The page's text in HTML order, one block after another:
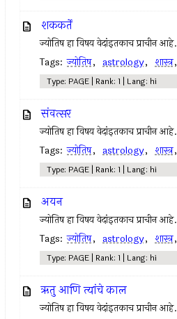
शककर्ते
ज्योतिष हा विषय वेदांइतकाच प्राचीन आहे.
Tags: ज्योतिष, astrology, शास्त्र,
Type: PAGE | Rank: 1 | Lang: hi
संवत्सर
ज्योतिष हा विषय वेदांइतकाच प्राचीन आहे.
Tags: ज्योतिष, astrology, शास्त्र,
Type: PAGE | Rank: 1 | Lang: hi
अयन
ज्योतिष हा विषय वेदांइतकाच प्राचीन आहे.
Tags: ज्योतिष, astrology, शास्त्र,
Type: PAGE | Rank: 1 | Lang: hi
ऋतु आणि त्यांचे काल
ज्योतिष हा विषय वेदांइतकाच प्राचीन आहे.